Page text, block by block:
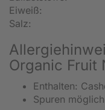
Eiweiß:
Salz:
Organic Fruit
Enthalten:
Spuren